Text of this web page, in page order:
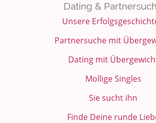
Dating &
Unsere
Partnersuche mit
Dating mit
Mollige Singles
Sie sucht ihn
Finde Deine runde